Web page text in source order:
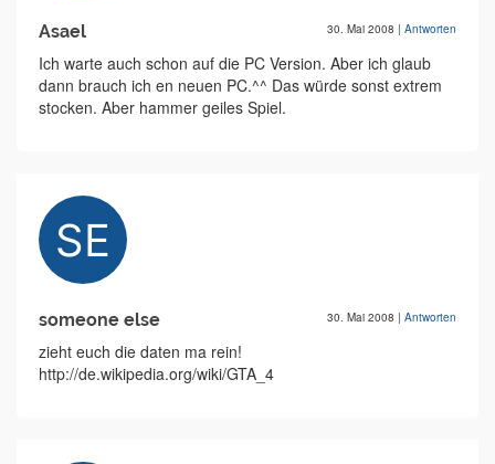
Asael 30. Mai 2008 | Antworten
Ich warte auch schon auf die PC Version. Aber ich glaub
dann brauch ich en neuen PC.^^ Das würde sonst extrem
stocken. Aber hammer geiles Spiel.
someone else 30. Mai 2008 | Antworten
zieht euch die daten ma rein!
http://de.wikipedia.org/wiki/GTA_4